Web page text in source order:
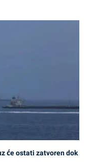
će ostati zatvoren dok